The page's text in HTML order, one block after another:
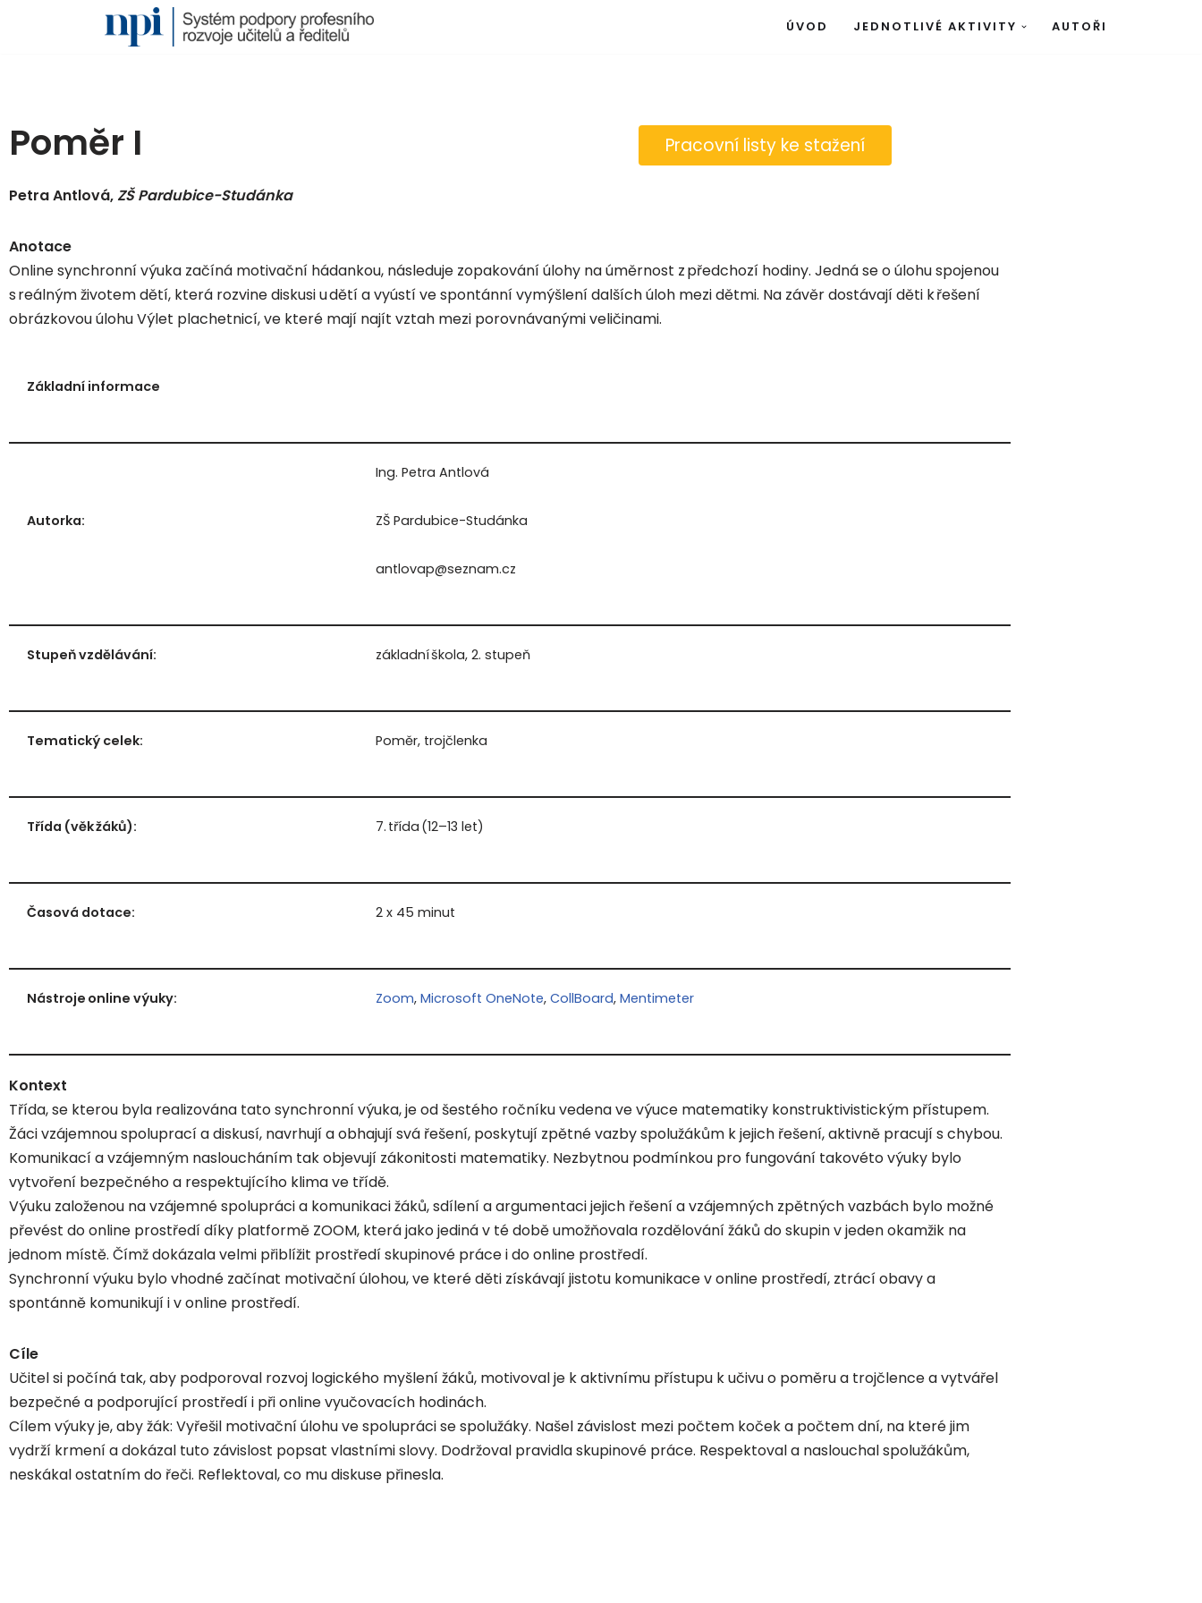
ÚVOD JEDNOTLIVÉ AKTIVITY AUTOŘI
Poměr I Pracovní listy ke stažení
Petra Antlová, ZŠ Pardubice-Studánka
Anotace
Online synchronní výuka začíná motivační hádankou, následuje zopakování úlohy na úměrnost z předchozí hodiny. Jedná se o úlohu spojenou
s reálným životem dětí, která rozvine diskusi u dětí a vyústí ve spontánní vymýšlení dalších úloh mezi dětmi. Na závěr dostávají děti k řešení
obrázkovou úlohu Výlet plachetnicí, ve které mají najít vztah mezi porovnávanými veličinami.
Základní informace
Autorka:
Ing. Petra Antlová
ZŠ Pardubice-Studánka
antlovap@seznam.cz
Stupeň vzdělávání: základní škola, 2. stupeň
Tematický celek: Poměr, trojčlenka
Třída (věk žáků): 7. třída (12–13 let)
Časová dotace: 2 x 45 minut
Nástroje online výuky: Zoom, Microsoft OneNote, CollBoard, Mentimeter
Kontext
Třída, se kterou byla realizována tato synchronní výuka, je od šestého ročníku vedena ve výuce matematiky konstruktivistickým přístupem.
Žáci vzájemnou spoluprací a diskusí, navrhují a obhajují svá řešení, poskytují zpětné vazby spolužákům k jejich řešení, aktivně pracují s chybou.
Komunikací a vzájemným nasloucháním tak objevují zákonitosti matematiky. Nezbytnou podmínkou pro fungování takovéto výuky bylo
vytvoření bezpečného a respektujícího klima ve třídě.
Výuku založenou na vzájemné spolupráci a komunikaci žáků, sdílení a argumentaci jejich řešení a vzájemných zpětných vazbách bylo možné
převést do online prostředí díky platformě ZOOM, která jako jediná v té době umožňovala rozdělování žáků do skupin v jeden okamžik na
jednom místě. Čímž dokázala velmi přiblížit prostředí skupinové práce i do online prostředí.
Synchronní výuku bylo vhodné začínat motivační úlohou, ve které děti získávají jistotu komunikace v online prostředí, ztrácí obavy a
spontánně komunikují i v online prostředí.
Cíle
Učitel si počíná tak, aby podporoval rozvoj logického myšlení žáků, motivoval je k aktivnímu přístupu k učivu o poměru a trojčlence a vytvářel
bezpečné a podporující prostředí i při online vyučovacích hodinách.
Cílem výuky je, aby žák: Vyřešil motivační úlohu ve spolupráci se spolužáky. Našel závislost mezi počtem koček a počtem dní, na které jim
vydrží krmení a dokázal tuto závislost popsat vlastními slovy. Dodržoval pravidla skupinové práce. Respektoval a naslouchal spolužákům,
neskákal ostatním do řeči. Reflektoval, co mu diskuse přinesla.